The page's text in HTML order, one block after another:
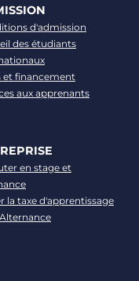
d'admission
des étudiants
et financement
aux apprenants
en stage et
la taxe d'apprentissage